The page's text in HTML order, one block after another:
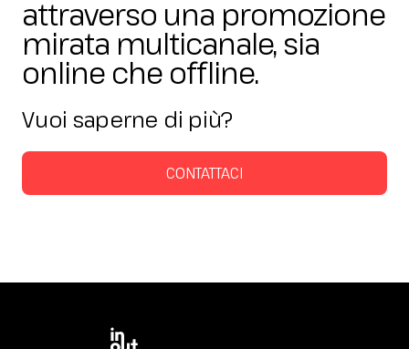
Media Room arrow_right
Stai pianificando la tua visita a InOut?
AREA RISERVATA VISITATORI
attraverso una promozione
mirata multicanale, sia
online che offline.
Vuoi saperne di più?
CONTATTACI